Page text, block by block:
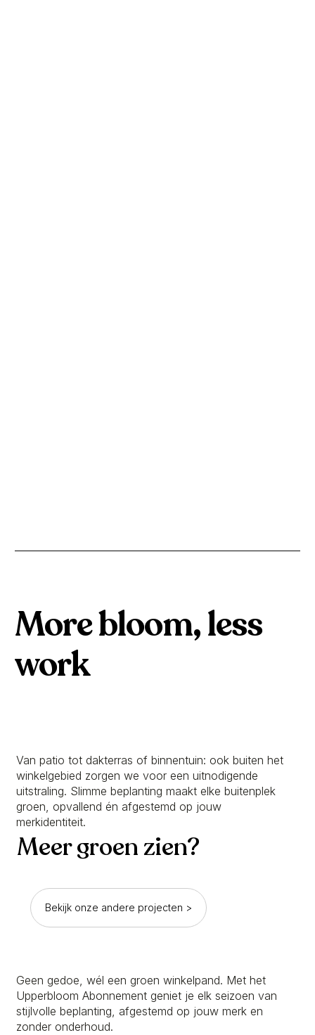
More bloom, less
work
Van patio tot dakterras of binnentuin: ook buiten het
winkelgebied zorgen we voor een uitnodigende
uitstraling. Slimme beplanting maakt elke buitenplek
groen, opvallend én afgestemd op jouw
merkidentiteit.
Meer groen zien?
Bekijk onze andere projecten >
Geen gedoe, wél een groen winkelpand. Met het
Upperbloom Abonnement geniet je elk seizoen van
stijlvolle beplanting, afgestemd op jouw merk en
zonder onderhoud.